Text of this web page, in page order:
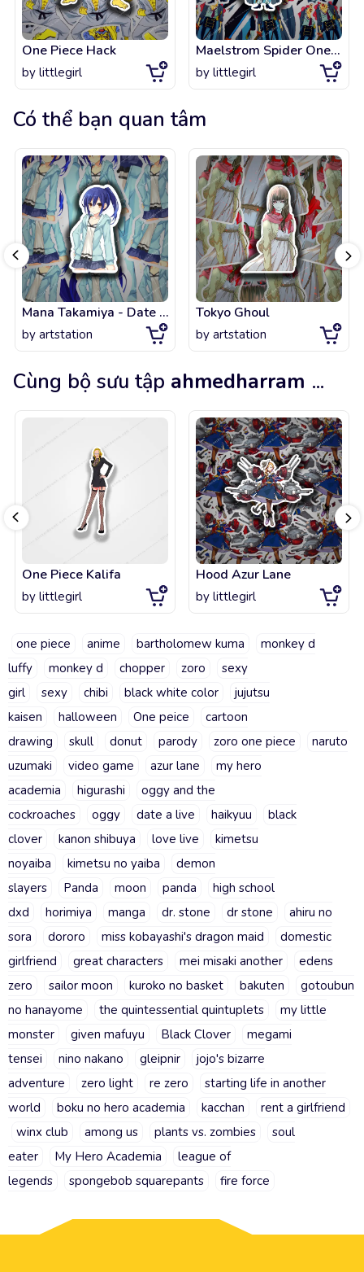
One Piece Hack
by littlegirl
Maelstrom Spider One Piece
by littlegirl
Có thể bạn quan tâm
Mana Takamiya - Date A live
by artstation
Tokyo Ghoul
by artstation
Cùng bộ sưu tập ahmedharram ...
One Piece Kalifa
by littlegirl
Hood Azur Lane
by littlegirl
one piece anime bartholomew kuma
monkey d
luffy
monkey d chopper zoro
sexy
girl
sexy chibi black white color
jujutsu
kaisen
halloween One peice
cartoon
drawing
skull donut parody zoro one piece
naruto
uzumaki
video game azur lane
my hero
academia
higurashi
oggy and the
cockroaches
oggy date a live haikyuu
black
clover
kanon shibuya love live
kimetsu
noyaiba
kimetsu no yaiba
demon
slayers
Panda moon panda
high school
dxd
horimiya manga dr. stone dr stone
ahiru no
sora
dororo miss kobayashi's dragon maid
domestic
girlfriend
great characters mei misaki another
edens
zero
sailor moon kuroko no basket bakuten
gotoubun
no hanayome
the quintessential quintuplets
my little
monster
given mafuyu Black Clover
megami
tensei
nino nakano gleipnir
jojo's bizarre
adventure
zero light re zero
starting life in another
world
boku no hero academia kacchan
rent a girlfriend
winx club
among us plants vs. zombies
soul
eater
My Hero Academia
league of
legends
spongebob squarepants fire force